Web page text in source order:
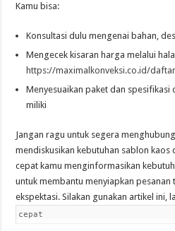
Kamu bisa:
Konsultasi dulu mengenai bahan,
Mengecek kisaran harga melalui
https://maximalkonveksi.co.id/
Menyesuaikan paket dan spesifikasi
miliki
Jangan ragu untuk segera
mendiskusikan kebutuhan sablon kaos
cepat kamu menginformasikan
untuk membantu menyiapkan pesanan
ekspektasi. Silakan gunakan artikel ini,
cepat